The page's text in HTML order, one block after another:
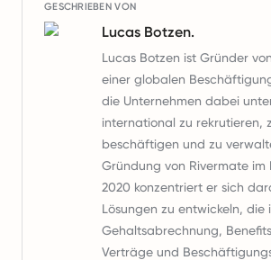
GESCHRIEBEN VON
Lucas Botzen.
Lucas Botzen ist Gründer
einer globalen
die Unternehmen dabei
international zu rekrutieren,
beschäftigen und zu
Gründung von Rivermate im
2020 konzentriert er sich
Lösungen zu entwickeln,
Gehaltsabrechnung,
Verträge und